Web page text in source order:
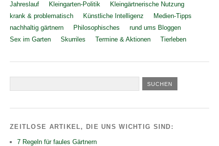
Jahreslauf
Kleingarten-Politik
Kleingärtnerische Nutzung
krank & problematisch
Künstliche Intelligenz
Medien-Tipps
nachhaltig gärtnern
Philosophisches
rund ums Bloggen
Sex im Garten
Skurriles Termine & Aktionen Tierleben
ZEITLOSE ARTIKEL, DIE UNS WICHTIG SIND:
7 Regeln für faules Gärtnern